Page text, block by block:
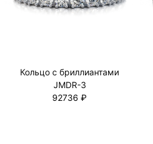
Кольцо с бриллиaнтами
JMDR-3
92736 ₽